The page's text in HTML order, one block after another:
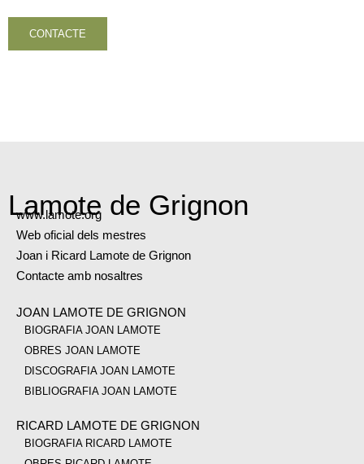
CONTACTE
Lamote de Grignon
www.lamote.org
Web oficial dels mestres
Joan i Ricard Lamote de Grignon
Contacte amb nosaltres
JOAN LAMOTE DE GRIGNON
BIOGRAFIA JOAN LAMOTE
OBRES JOAN LAMOTE
DISCOGRAFIA JOAN LAMOTE
BIBLIOGRAFIA JOAN LAMOTE
RICARD LAMOTE DE GRIGNON
BIOGRAFIA RICARD LAMOTE